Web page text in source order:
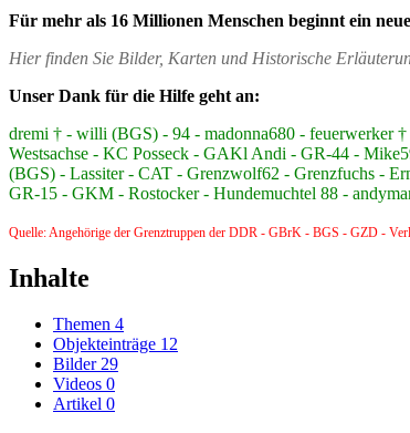
Für mehr als 16 Millionen Menschen beginnt ein
Hier finden Sie Bilder, Karten und Historische
Unser Dank für die Hilfe geht an:
dremi † - willi (BGS) - 94 - madonna680 - feuerwerker
Westsachse - KC Posseck - GAKl Andi - GR-44 -
(BGS) - Lassiter - CAT - Grenzwolf62 - Grenzfuchs -
GR-15 - GKM - Rostocker - Hundemuchtel 88 -
Quelle: Angehörige der Grenztruppen der DDR - GBrK - BGS - GZD -
Inhalte
Themen 4
Objekteinträge 12
Bilder 29
Videos 0
Artikel 0